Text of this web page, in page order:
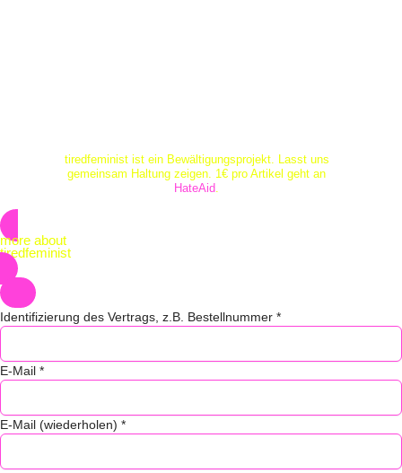
tiredfeminist ist ein Bewältigungsprojekt. Lasst uns
gemeinsam Haltung zeigen. 1€ pro Artikel geht an
HateAid.
more about
tiredfeminist
Identifizierung des Vertrags, z.B. Bestellnummer *
E-Mail *
E-Mail (wiederholen) *